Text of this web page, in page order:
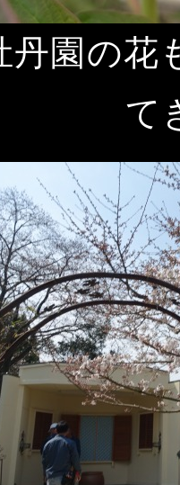
丹園の花
て